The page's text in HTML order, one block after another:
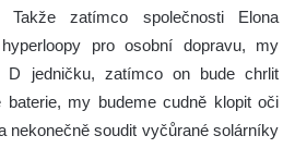
Takže zatímco společnosti Elona
pro osobní dopravu, my
D jedničku, zatímco on bude chrlit
baterie, my budeme cudně klopit oči
nekonečně soudit vyčůrané solárníky